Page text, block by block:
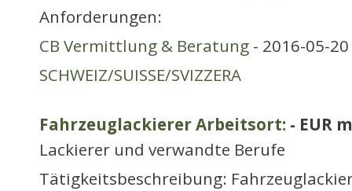
Anforderungen:
CB Vermittlung & Beratung - 2016-05-
SCHWEIZ/SUISSE/SVIZZERA
Fahrzeuglackierer Arbeitsort: - EUR
Lackierer und verwandte Berufe
Tätigkeitsbeschreibung: